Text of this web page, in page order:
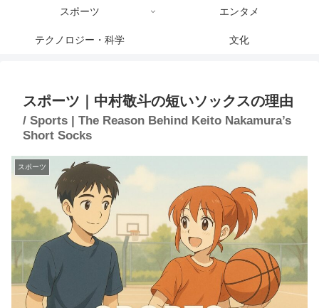
スポーツ エンタメ
テクノロジー・科学 文化
スポーツ｜中村敬斗の短いソックスの理由
/ Sports | The Reason Behind Keito Nakamura’s
Short Socks
スポーツ